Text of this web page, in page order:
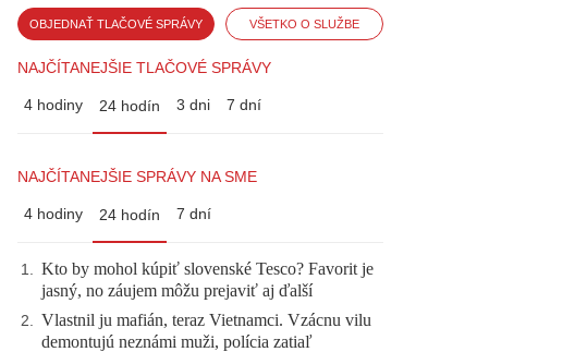
OBJEDNAŤ TLAČOVÉ SPRÁVY VŠETKO O SLUŽBE
NAJČÍTANEJŠIE TLAČOVÉ SPRÁVY
4 hodiny 24 hodín 3 dni 7 dní
NAJČÍTANEJŠIE SPRÁVY NA SME
4 hodiny 24 hodín 7 dní
1. Kto by mohol kúpiť slovenské Tesco? Favorit je
jasný, no záujem môžu prejaviť aj ďalší
2. Vlastnil ju mafián, teraz Vietnamci. Vzácnu vilu
demontujú neznámi muži, polícia zatiaľ